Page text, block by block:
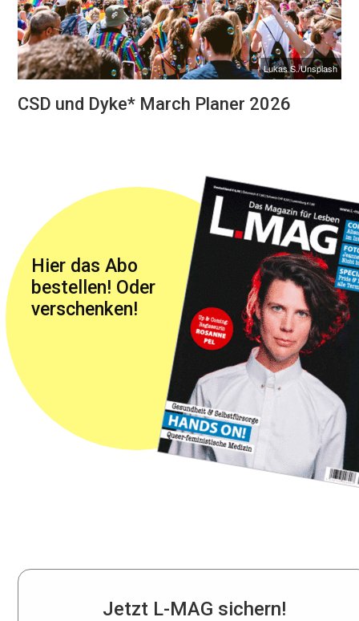
Lukas S./Unsplash
CSD und Dyke* March Planer 2026
Hier das Abo
bestellen! Oder
verschenken!
Jetzt L-MAG sichern!